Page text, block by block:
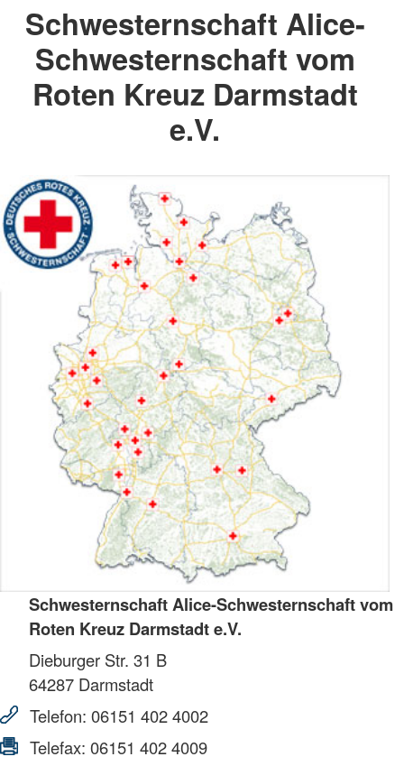
Schwesternschaft Alice-
Schwesternschaft vom
Roten Kreuz Darmstadt
e.V.
Schwesternschaft Alice-Schwesternschaft vom
Roten Kreuz Darmstadt e.V.
Dieburger Str. 31 B
64287 Darmstadt
Telefon: 06151 402 4002
Telefax: 06151 402 4009